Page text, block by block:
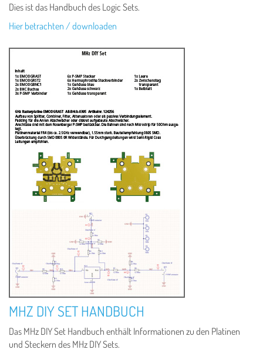
Dies ist das Handbuch des Logic Sets.
Hier betrachten / downloaden
MHZ DIY SET HANDBUCH
Das MHz DIY Set Handbuch enthält Informationen zu den Platinen
und Steckern des MHz DIY Sets.